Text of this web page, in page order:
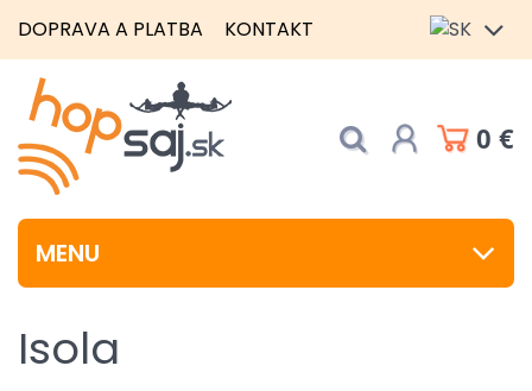
DOPRAVA A PLATBA KONTAKT
0 €
MENU
Isola